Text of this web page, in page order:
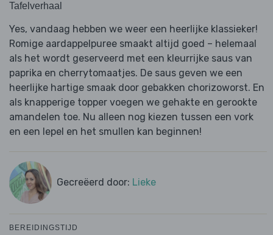
Tafelverhaal
Yes, vandaag hebben we weer een heerlijke klassieker!
Romige aardappelpuree smaakt altijd goed – helemaal
als het wordt geserveerd met een kleurrijke saus van
paprika en cherrytomaatjes. De saus geven we een
heerlijke hartige smaak door gebakken chorizoworst. En
als knapperige topper voegen we gehakte en gerookte
amandelen toe. Nu alleen nog kiezen tussen een vork
en een lepel en het smullen kan beginnen!
Gecreëerd door: Lieke
BEREIDINGSTIJD